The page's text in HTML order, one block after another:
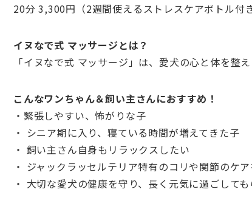
20分 3,300円（2週間使えるストレスケアボトル付き
イヌなで式 マッサージとは？
「イヌなで式 マッサージ」は、愛犬の心と体を整
こんなワンちゃん＆飼い主さんにおすすめ！
・緊張しやすい、怖がりな子
・ シニア期に入り、寝ている時間が増えてきた子
・ 飼い主さん自身もリラックスしたい
・ ジャックラッセルテリア特有のコリや関節のケ
・ 大切な愛犬の健康を守り、長く元気に過ごして